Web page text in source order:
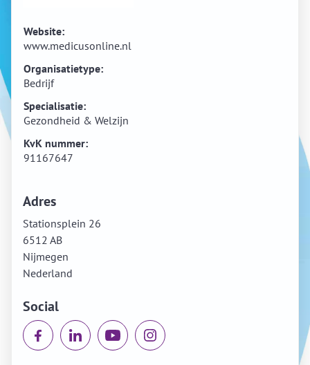
Website:
www.medicusonline.nl
Organisatietype:
Bedrijf
Specialisatie:
Gezondheid & Welzijn
KvK nummer:
91167647
Adres
Stationsplein 26
6512 AB
Nijmegen
Nederland
Social